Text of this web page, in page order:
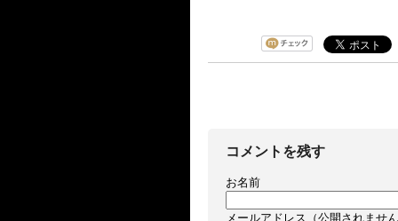
コメントを残す
お名前
メールアドレス（公開されませ